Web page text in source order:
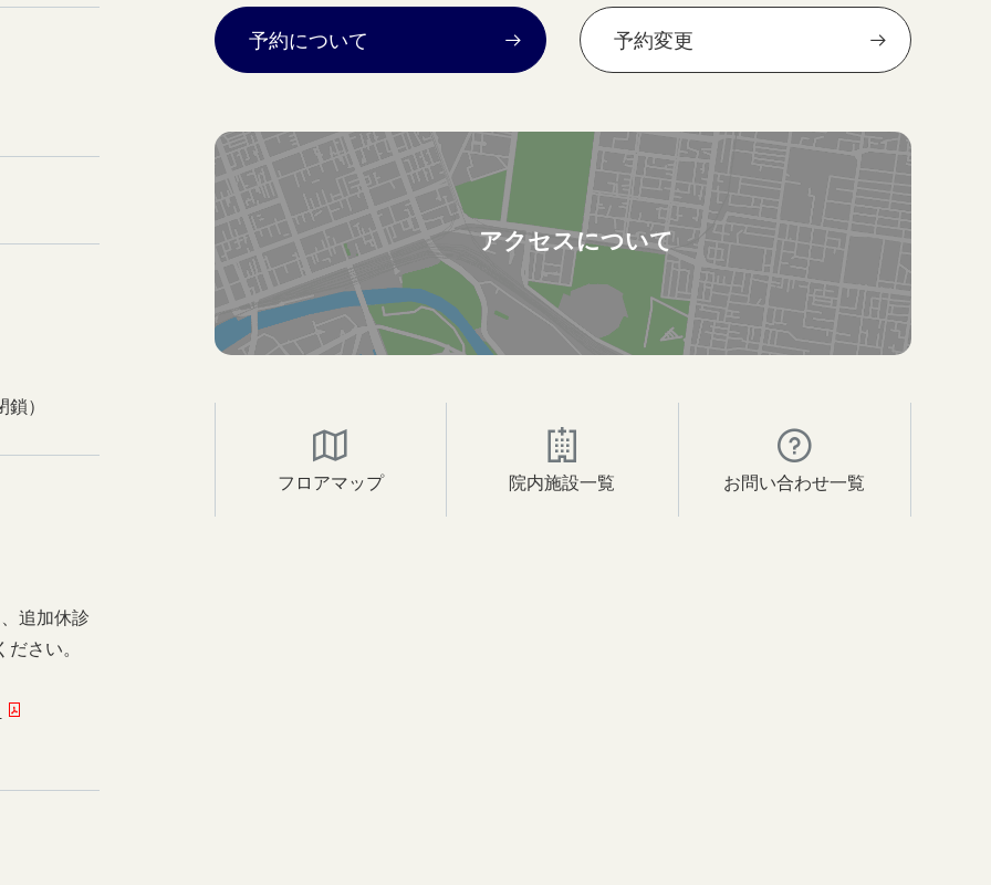
）
追加休診
さい。
予約について 予約変更
アクセスについて
フロアマップ 院内施設一覧 お問い合わせ一覧